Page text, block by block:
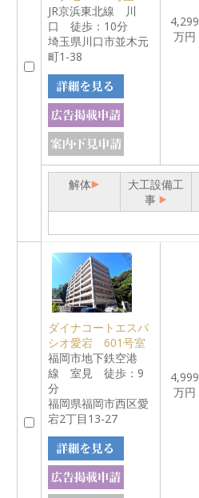
JR京浜東北線 川
口 徒歩：10分
埼玉県川口市並木元
町1-38
4,299
万円
解体
大工設備工
事
ダイナコートエスパ
シオ愛宕 601号室
福岡市地下鉄空港
線 室見 徒歩：9
分
福岡県福岡市西区愛
宕2丁目13-27
4,999
万円